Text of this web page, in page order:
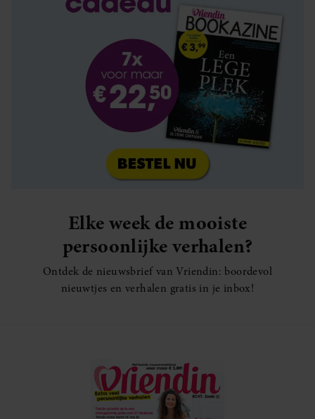
Elke week de mooiste
persoonlijke verhalen?
Ontdek de nieuwsbrief van Vriendin: boordevol
nieuwtjes en verhalen gratis in je inbox!